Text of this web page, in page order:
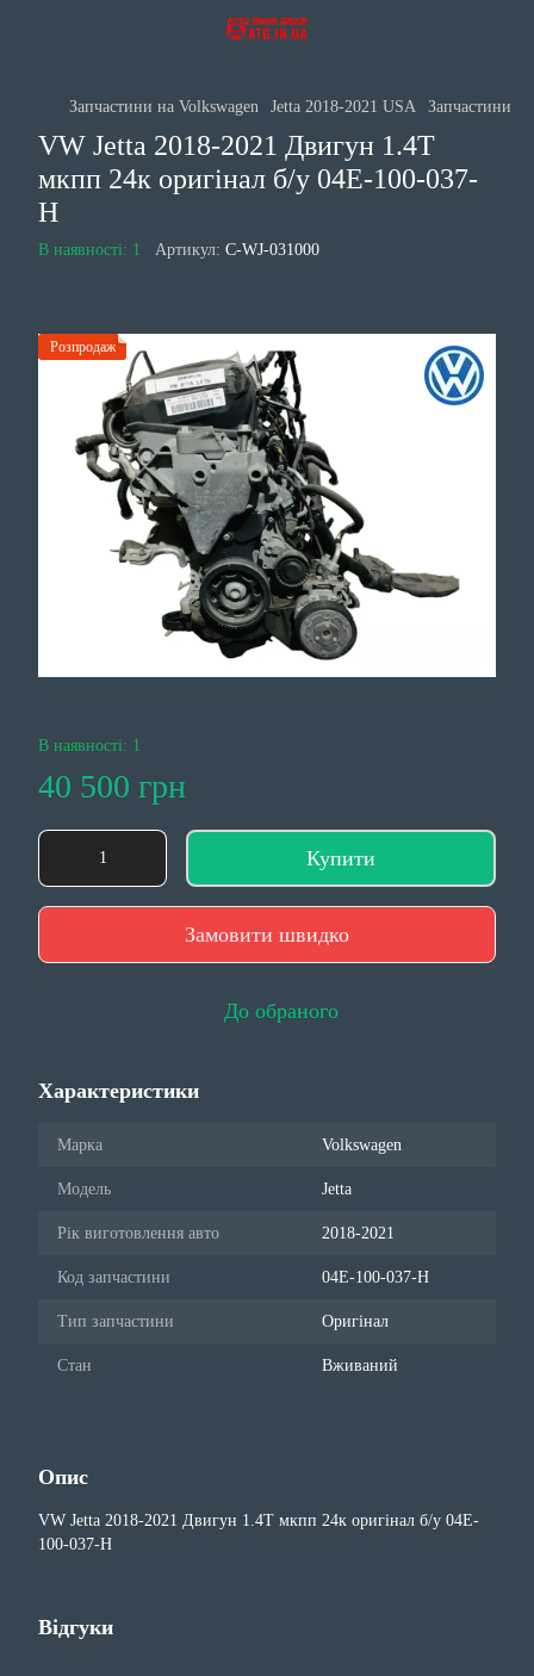
Запчастини на Volkswagen Jetta 2018-2021 USA Запчастини
VW Jetta 2018-2021 Двигун 1.4Т
мкпп 24к оригінал б/у 04E-100-037-
H
В наявності: 1 Артикул: C-WJ-031000
Розпродаж
В наявності: 1
40 500 грн
Купити
Замовити швидко
До обраного
Характеристики
Марка Volkswagen
Модель Jetta
Рік виготовлення авто 2018-2021
Код запчастини 04E-100-037-H
Тип запчастини Оригінал
Стан Вживаний
Опис
VW Jetta 2018-2021 Двигун 1.4Т мкпп 24к оригінал б/у 04E-
100-037-H
Відгуки